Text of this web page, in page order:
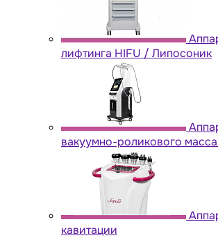
лифтинга HIFU / Липосоник
вакуумно-роликового
кавитации